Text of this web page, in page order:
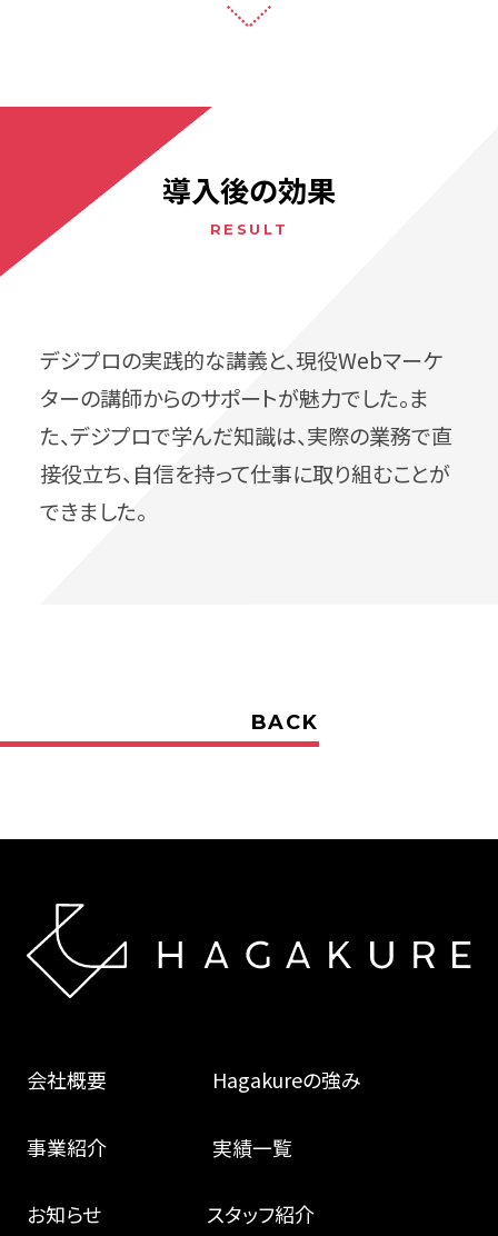
導入後の効果
デジプロの実践的な講義と、現役Webマーケ
ターの講師からのサポートが魅力でした。ま
た、デジプロで学んだ知識は、実際の業務で直
接役立ち、自信を持って仕事に取り組むことが
できました。
BACK
会社概要 Hagakureの強み
事業紹介 実績一覧
お知らせ スタッフ紹介